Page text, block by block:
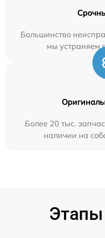
Большинство
мы устраняем
Более 20 тыс.
наличии на